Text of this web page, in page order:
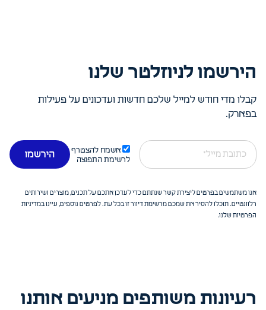
הירשמו לניוזלטר שלנו
קבלו מדי חודש למייל שלכם חדשות ועדכונים על פעילות
בפארק.
Email
אשמח להצטרף
לרשימת התפוצה
אנו משתמשים בפרטים ליצירת קשר שנתתם כדי לעדכן אתכם על תכנים, מוצרים ושירותים
רלוונטיים. תוכלו להסיר את שמכם מרשימת דיוור זו בכל עת. לפרטים נוספים, עיינו במדיניות
הפרטיות שלנו.
רעיונות משותפים מניעים אותנו